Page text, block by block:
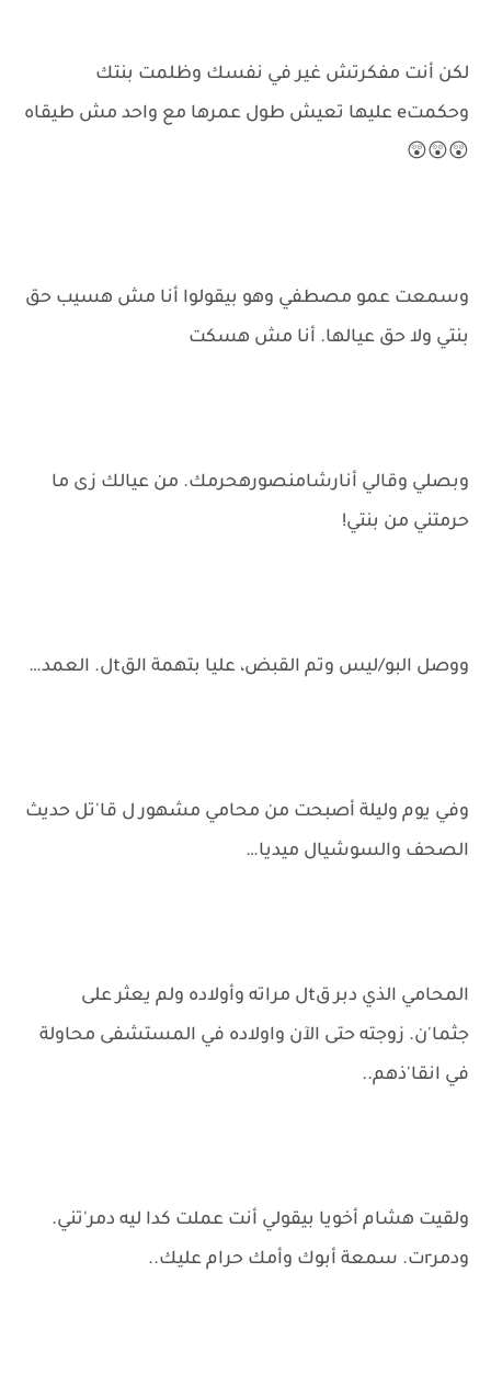
لكن أنت مفكرتش غير في نفسك وظلمت بنتك
وحكمتe عليها تعيش طول عمرها مع واحد مش طيقاه
😲😲😲
وسمعت عمو مصطفي وهو بيقولوا أنا مش هسيب حق
بنتي ولا حق عيالها. أنا مش هسكت
وبصلي وقالي أنارشامنصورهحرمك. من عيالك زى ما
حرمتني من بنتي!
ووصل البو/ليس وتم القبض، عليا بتهمة القtل. العمد…
وفي يوم وليلة أصبحت من محامي مشهور ل قا'تل حديث
الصحف والسوشيال ميديا…
المحامي الذي دبر قtل مراته وأولاده ولم يعثر على
جثما'ن. زوجته حتى الآن واولاده في المستشفى محاولة
في انقا'ذهم..
ولقيت هشام أخويا بيقولي أنت عملت كدا ليه دمر'تني.
ودمرrت. سمعة أبوك وأمك حرام عليك..